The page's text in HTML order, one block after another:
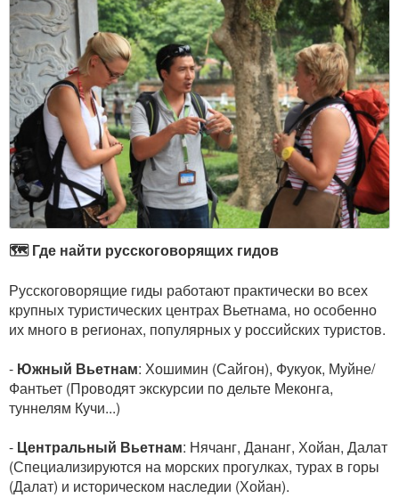
🗺️ Где найти русскоговорящих гидов
Русскоговорящие гиды работают практически во всех
крупных туристических центрах Вьетнама, но особенно
их много в регионах, популярных у российских туристов.
- Южный Вьетнам: Хошимин (Сайгон), Фукуок, Муйне/
Фантьет (Проводят экскурсии по дельте Меконга,
туннелям Кучи...)
- Центральный Вьетнам: Нячанг, Дананг, Хойан, Далат
(Специализируются на морских прогулках, турах в горы
(Далат) и историческом наследии (Хойан).